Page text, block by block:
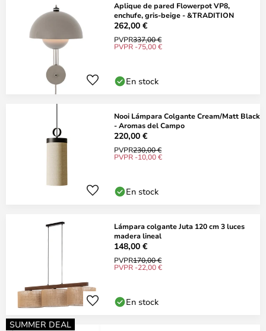
Aplique de pared Flowerpot VP8,
enchufe, gris-beige - &TRADITION
262,00 €
PVPR337,00 €
PVPR -75,00 €
En stock
Nooi Lámpara Colgante Cream/Matt Black
- Aromas del Campo
220,00 €
PVPR230,00 €
PVPR -10,00 €
En stock
Lámpara colgante Juta 120 cm 3 luces
madera lineal
148,00 €
PVPR170,00 €
PVPR -22,00 €
En stock
SUMMER DEAL